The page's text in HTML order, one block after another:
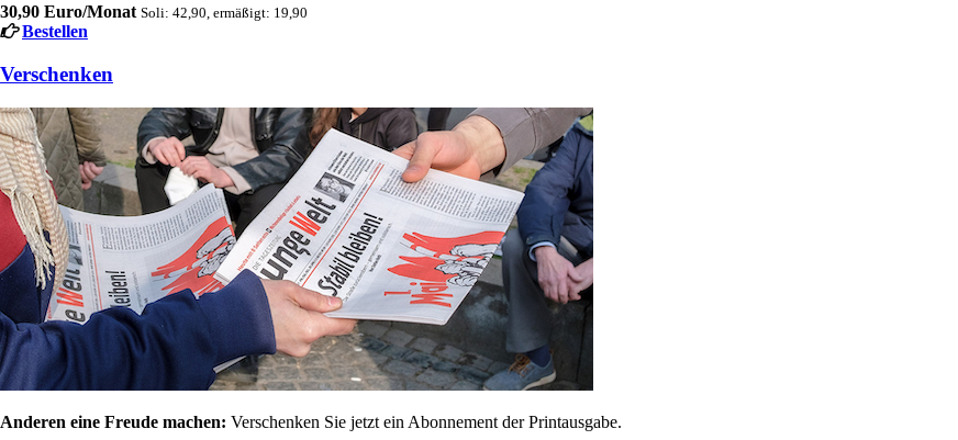
30,90 Euro/Monat Soli: 42,90, ermäßigt: 19,90
Bestellen
Verschenken
Anderen eine Freude machen: Verschenken Sie jetzt ein Abonnement der Printausgabe.